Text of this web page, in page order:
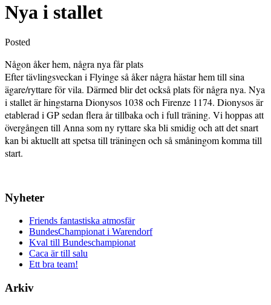
Nya i stallet
Posted
Någon åker hem, några nya får plats
Efter tävlingsveckan i Flyinge så åker några hästar hem till sina
ägare/ryttare för vila. Därmed blir det också plats för några nya. Nya
i stallet är hingstarna Dionysos 1038 och Firenze 1174. Dionysos är
etablerad i GP sedan flera år tillbaka och i full träning. Vi hoppas att
övergången till Anna somny ryttare ska bli smidig och att det snart
kan bi aktuellt att spetsa till träningen och så småningom komma till
start.
Nyheter
Friends fantastiska atmosfär
BundesChampionat i Warendorf
Kval till Bundeschampionat
Caca är till salu
Ett bra team!
Arkiv